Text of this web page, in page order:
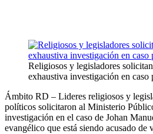
Religiosos y legisladores
exhaustiva investigación en caso
Ámbito RD – Lideres religiosos y
políticos solicitaron al Ministerio
investigación en el caso de Johan
evangélico que está siendo acusado de